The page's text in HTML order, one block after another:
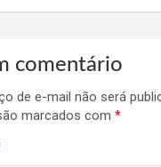
comentário
de e-mail não será
marcados com *